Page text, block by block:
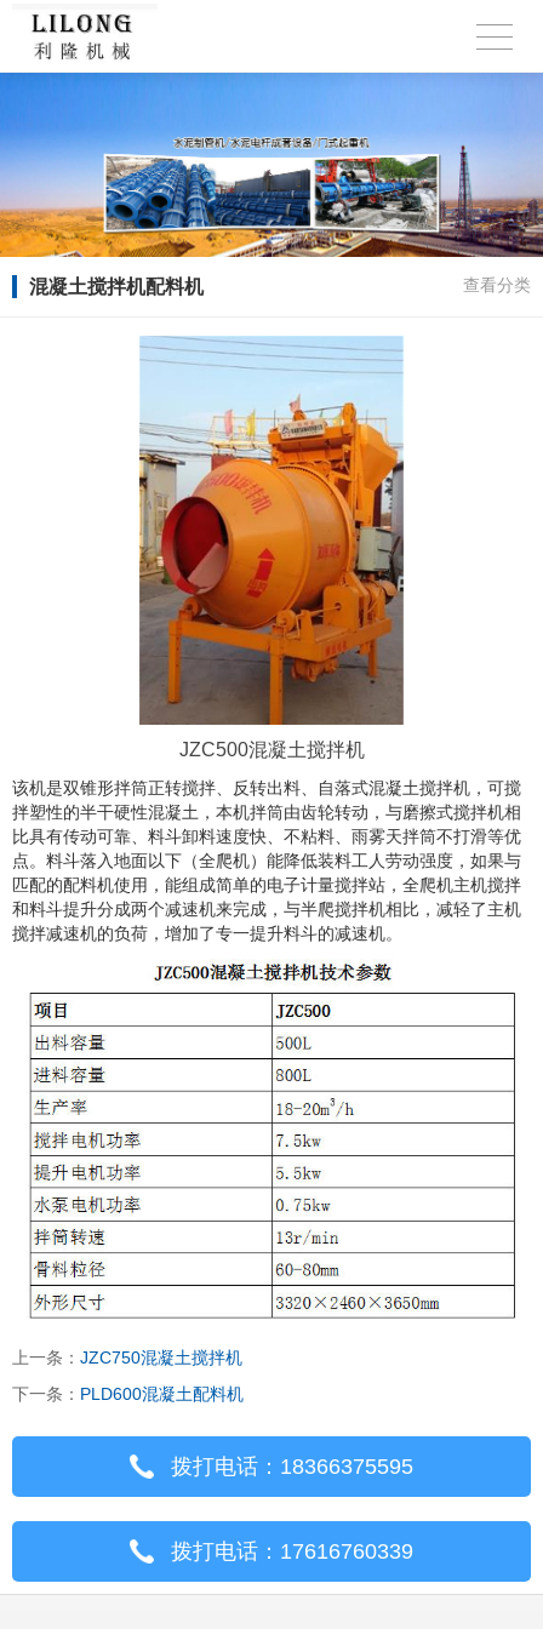
混凝土搅拌机配料机 查看分类
JZC500混凝土搅拌机
该机是双锥形拌筒正转搅拌、反转出料、自落式混凝土搅拌机，可搅
拌塑性的半干硬性混凝土，本机拌筒由齿轮转动，与磨擦式搅拌机相
比具有传动可靠、料斗卸料速度快、不粘料、雨雾天拌筒不打滑等优
点。料斗落入地面以下（全爬机）能降低装料工人劳动强度，如果与
匹配的配料机使用，能组成简单的电子计量搅拌站，全爬机主机搅拌
和料斗提升分成两个减速机来完成，与半爬搅拌机相比，减轻了主机
搅拌减速机的负荷，增加了专一提升料斗的减速机。
上一条： JZC750混凝土搅拌机
下一条： PLD600混凝土配料机
拨打电话：18366375595
拨打电话：17616760339